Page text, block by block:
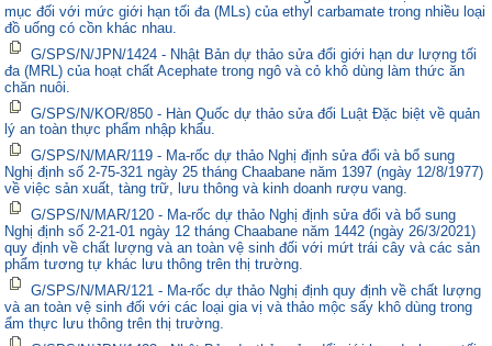
mục đối với mức giới hạn tối đa (MLs) của ethyl carbamate trong nhiều loại
đồ uống có cồn khác nhau.
G/SPS/N/JPN/1424 - Nhật Bản dự thảo sửa đổi giới hạn dư lượng tối
đa (MRL) của hoạt chất Acephate trong ngô và cỏ khô dùng làm thức ăn
chăn nuôi.
G/SPS/N/KOR/850 - Hàn Quốc dự thảo sửa đổi Luật Đặc biệt về quản
lý an toàn thực phẩm nhập khẩu.
G/SPS/N/MAR/119 - Ma-rốc dự thảo Nghị định sửa đổi và bổ sung
Nghị định số 2-75-321 ngày 25 tháng Chaabane năm 1397 (ngày 12/8/1977)
về việc sản xuất, tàng trữ, lưu thông và kinh doanh rượu vang.
G/SPS/N/MAR/120 - Ma-rốc dự thảo Nghị định sửa đổi và bổ sung
Nghị định số 2-21-01 ngày 12 tháng Chaabane năm 1442 (ngày 26/3/2021)
quy định về chất lượng và an toàn vệ sinh đối với mứt trái cây và các sản
phẩm tương tự khác lưu thông trên thị trường.
G/SPS/N/MAR/121 - Ma-rốc dự thảo Nghị định quy định về chất lượng
và an toàn vệ sinh đối với các loại gia vị và thảo mộc sấy khô dùng trong
ẩm thực lưu thông trên thị trường.